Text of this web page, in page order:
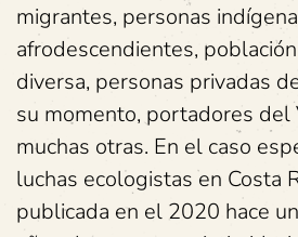
migrantes, personas
afrodescendientes,
diversa, personas privadas
su momento, portadores del
muchas otras. En el caso
luchas ecologistas en Costa
publicada en el 2020 hace